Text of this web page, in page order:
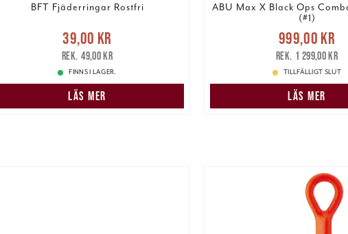
BFT Fjäderringar Rostfri
Nuvarande pris :39,00 kr
pris: 49,00 kr
39,00 kr
49,00 kr
FINNS I LAGER.
LÄS MER
ABU Max X Black Ops
(#1)
Nuvarande pris
999,00 krTidigare
1 299,00 kr
999,00 kr
1 299,00 kr
TILLFÄLLIGT SLUT
LÄS MER